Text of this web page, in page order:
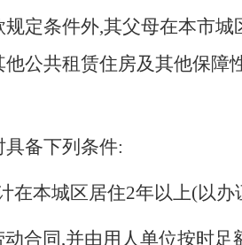
定条件外,其父母在本市
公共租赁住房及其他保障
备下列条件:
在本城区居住2年以上(以办
合同,并由用人单位按时足